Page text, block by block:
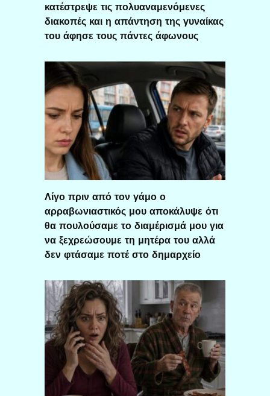
κατέστρεψε τις πολυαναμενόμενες
διακοπές και η απάντηση της γυναίκας
του άφησε τους πάντες άφωνους
Λίγο πριν από τον γάμο ο
αρραβωνιαστικός μου αποκάλυψε ότι
θα πουλούσαμε το διαμέρισμά μου για
να ξεχρεώσουμε τη μητέρα του αλλά
δεν φτάσαμε ποτέ στο δημαρχείο